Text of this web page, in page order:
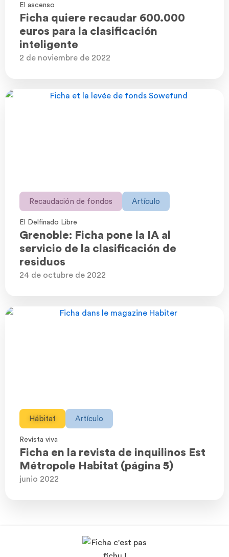
El ascenso
Ficha quiere recaudar 600.000
euros para la clasificación
inteligente
2 de noviembre de 2022
Recaudación de fondos Artículo
El Delfinado Libre
Grenoble: Ficha pone la IA al
servicio de la clasificación de
residuos
24 de octubre de 2022
Hábitat Artículo
Revista viva
Ficha en la revista de inquilinos Est
Métropole Habitat (página 5)
junio 2022